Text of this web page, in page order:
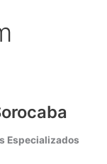
Especializados